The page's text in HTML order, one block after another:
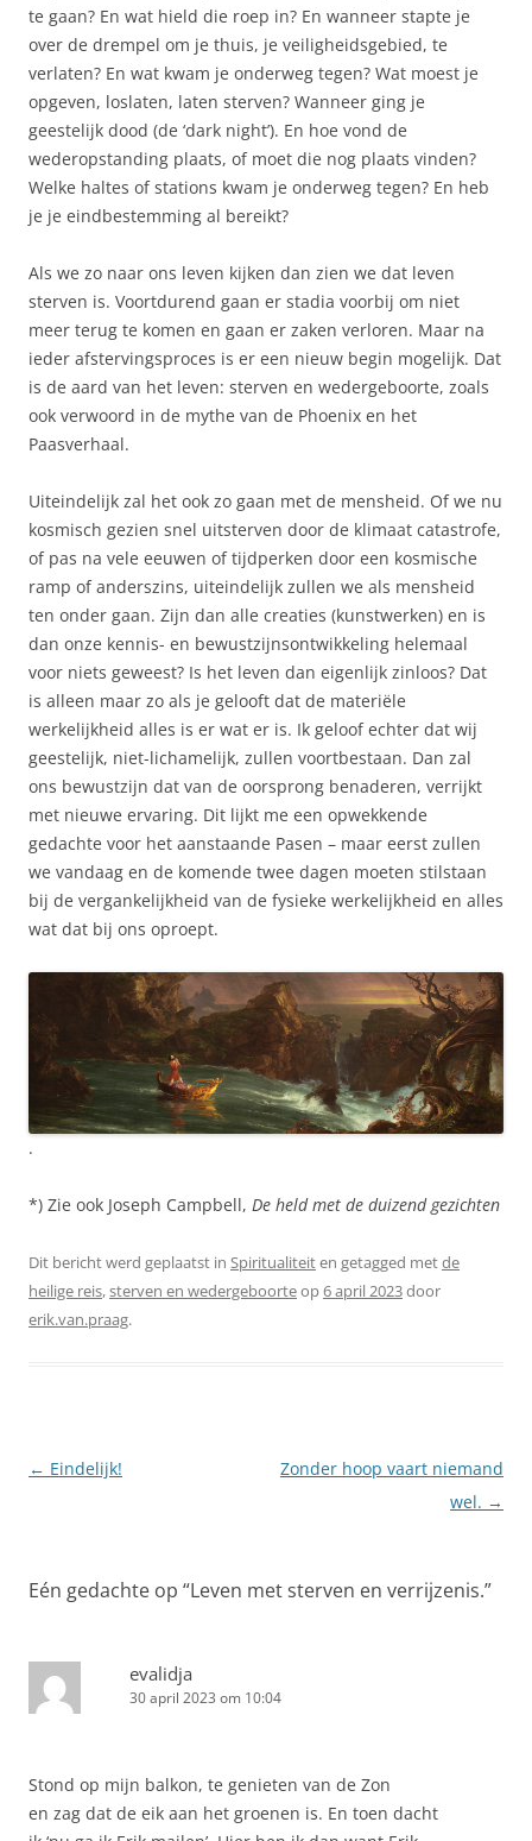
te gaan? En wat hield die roep in? En wanneer stapte je
over de drempel om je thuis, je veiligheidsgebied, te
verlaten? En wat kwam je onderweg tegen? Wat moest je
opgeven, loslaten, laten sterven? Wanneer ging je
geestelijk dood (de ‘dark night’). En hoe vond de
wederopstanding plaats, of moet die nog plaats vinden?
Welke haltes of stations kwam je onderweg tegen? En heb
je je eindbestemming al bereikt?
Als we zo naar ons leven kijken dan zien we dat leven
sterven is. Voortdurend gaan er stadia voorbij om niet
meer terug te komen en gaan er zaken verloren. Maar na
ieder afstervingsproces is er een nieuw begin mogelijk. Dat
is de aard van het leven: sterven en wedergeboorte, zoals
ook verwoord in de mythe van de Phoenix en het
Paasverhaal.
Uiteindelijk zal het ook zo gaan met de mensheid. Of we nu
kosmisch gezien snel uitsterven door de klimaat catastrofe,
of pas na vele eeuwen of tijdperken door een kosmische
ramp of anderszins, uiteindelijk zullen we als mensheid
ten onder gaan. Zijn dan alle creaties (kunstwerken) en is
dan onze kennis- en bewustzijnsontwikkeling helemaal
voor niets geweest? Is het leven dan eigenlijk zinloos? Dat
is alleen maar zo als je gelooft dat de materiële
werkelijkheid alles is er wat er is. Ik geloof echter dat wij
geestelijk, niet-lichamelijk, zullen voortbestaan. Dan zal
ons bewustzijn dat van de oorsprong benaderen, verrijkt
met nieuwe ervaring. Dit lijkt me een opwekkende
gedachte voor het aanstaande Pasen – maar eerst zullen
we vandaag en de komende twee dagen moeten stilstaan
bij de vergankelijkheid van de fysieke werkelijkheid en alles
wat dat bij ons oproept.
.
*) Zie ook Joseph Campbell, De held met de duizend gezichten
Dit bericht werd geplaatst in Spiritualiteiten getagged metde
heilige reis,sterven en wedergeboorteop6 april 2023door
erik.van.praag.
Berichtnavigatie
← Eindelijk!
Zonder hoop vaart niemand
wel. →
Eén gedachte op “Leven met sterven en verrijzenis.”
evalidja
30 april 2023 om 10:04
Stond op mijn balkon, te genieten van de Zon
en zag dat de eik aan het groenen is. En toen dacht